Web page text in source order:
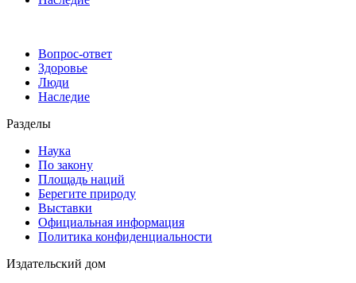
Вопрос-ответ
Здоровье
Люди
Наследие
Разделы
Наука
По закону
Площадь наций
Берегите природу
Выставки
Официальная информация
Политика конфиденциальности
Издательский дом